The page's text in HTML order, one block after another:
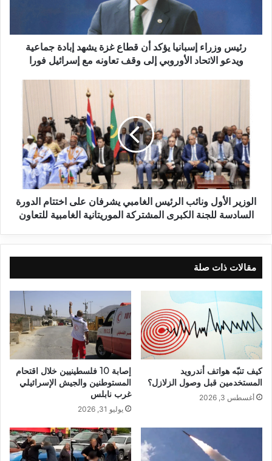
رئيس وزراء إسبانيا يؤكد أن قطاع غزة يشهد إبادة جماعية
ويدعو الاتحاد الأوروبي إلى وقف تعاونه مع إسرائيل فورا
الوزير الأول ونائب الرئيس الغامبي يشرفان على اختتام الدورة
السادسة للجنة الكبرى المشتركة الموريتانية الغامبية للتعاون
مقالات ذات صلة
كيف تنبّه هواتف أندرويد
المستخدمين قبل وصول الزلازل؟
أغسطس 3, 2026
إصابة 10 فلسطينيين خلال اقتحام
المستوطنين والجيش الإسرائيلي
غرب نابلس
يوليو 31, 2026